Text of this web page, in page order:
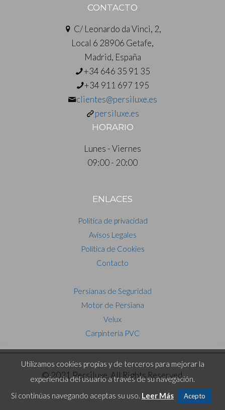
CONTACTO
C/ Leonardo da Vinci, 2,
Local 6 28906 Getafe,
Madrid, España
+34 646 35 91 35
+34 911 697 195
clientes@persiluxe.es
persiluxe.es
HORARIO
Lunes - Viernes
09:00 - 20:00
ENLACES
Política de privacidad
Avisos Legales
Política de Cookies
Contacto
Persianas de Seguridad
Motor de Persiana
Velux
Carpintería PVC
© 2021 Persiluxe. All Rights Reserved.
Utilizamos cookies propias y de terceros para mejorar la
experiencia del usuario a través de su navegación.
Si continúas navegando aceptas su uso. Leer Más Acepto